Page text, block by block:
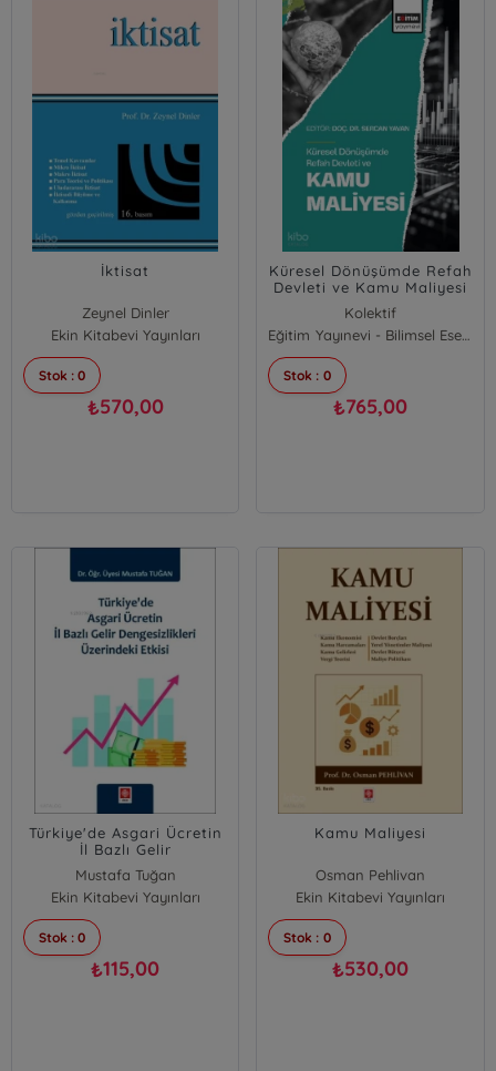
İktisat
Zeynel Dinler
Ekin Kitabevi Yayınları
Stok : 0
₺570,00
Küresel Dönüşümde Refah
Devleti ve Kamu Maliyesi
Kolektif
Eğitim Yayınevi - Bilimsel Eserler
Stok : 0
₺765,00
Türkiye'de Asgari Ücretin
İl Bazlı Gelir
Dengesizlikleri Üzerindeki
Etkisi
Mustafa Tuğan
Ekin Kitabevi Yayınları
Stok : 0
₺115,00
Kamu Maliyesi
Osman Pehlivan
Ekin Kitabevi Yayınları
Stok : 0
₺530,00